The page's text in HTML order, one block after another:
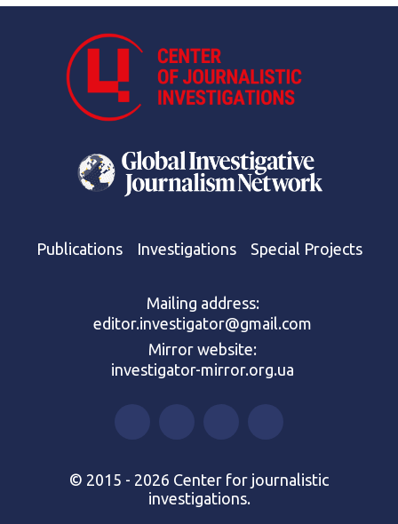
Publications Investigations Special Projects
Mailing address:
editor.investigator@gmail.com
Mirror website:
investigator-mirror.org.ua
© 2015 - 2026 Center for journalistic
investigations.